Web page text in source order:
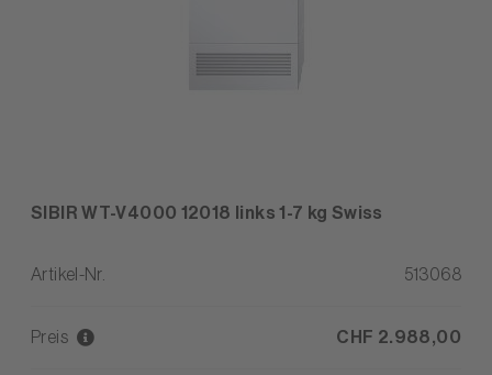
SIBIR WT-V4000 12018 links 1-7 kg Swiss
Artikel-Nr. 513068
Preis CHF 2.988,00